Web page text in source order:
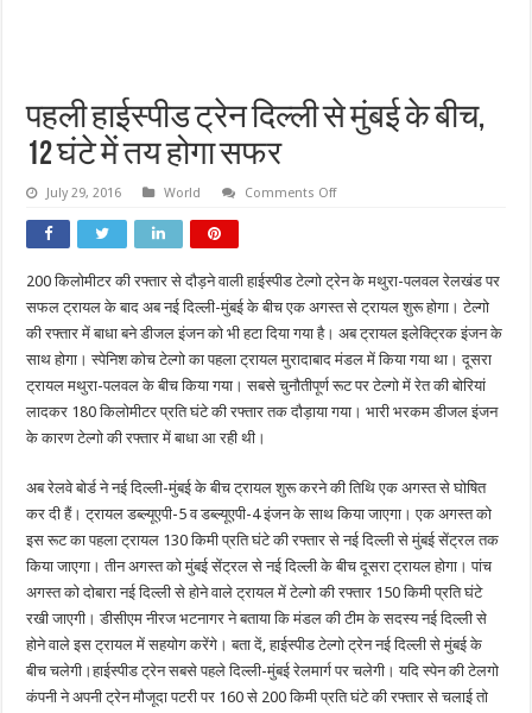
पहली हाईस्पीड ट्रेन दिल्ली से मुंबई के बीच,
12 घंटे में तय होगा सफर
July 29, 2016 World Comments Offon
से
मुंबई
के
बीच,
12
में
होगा
सफर
200 किलोमीटर की रफ्तार से दौड़ने वाली हाईस्पीड टेल्गो ट्रेन के मथुरा-पलवल रेलखंड पर
सफल ट्रायल के बाद अब नई दिल्ली-मुंबई के बीच एक अगस्त से ट्रायल शुरू होगा। टेल्गो
की रफ्तार में बाधा बने डीजल इंजन को भी हटा दिया गया है। अब ट्रायल इलेक्ट्रिक इंजन के
साथ होगा। स्पेनिश कोच टेल्गो का पहला ट्रायल मुरादाबाद मंडल में किया गया था। दूसरा
ट्रायल मथुरा-पलवल के बीच किया गया। सबसे चुनौतीपूर्ण रूट पर टेल्गो में रेत की बोरियां
लादकर 180 किलोमीटर प्रति घंटे की रफ्तार तक दौड़ाया गया। भारी भरकम डीजल इंजन
के कारण टेल्गो की रफ्तार में बाधा आ रही थी।
अब रेलवे बोर्ड ने नई दिल्ली-मुंबई के बीच ट्रायल शुरू करने की तिथि एक अगस्त से घोषित
कर दी हैं। ट्रायल डब्ल्यूएपी-5 व डब्ल्यूएपी-4 इंजन के साथ किया जाएगा। एक अगस्त को
इस रूट का पहला ट्रायल 130 किमी प्रति घंटे की रफ्तार से नई दिल्ली से मुंबई सेंट्रल तक
किया जाएगा। तीन अगस्त को मुंबई सेंट्रल से नई दिल्ली के बीच दूसरा ट्रायल होगा। पांच
अगस्त को दोबारा नई दिल्ली से होने वाले ट्रायल में टेल्गो की रफ्तार 150 किमी प्रति घंटे
रखी जाएगी। डीसीएम नीरज भटनागर ने बताया कि मंडल की टीम के सदस्य नई दिल्ली से
होने वाले इस ट्रायल में सहयोग करेंगे। बता दें, हाईस्पीड टेल्गो ट्रेन नई दिल्ली से मुंबई के
बीच चलेगी।हाईस्पीड ट्रेन सबसे पहले दिल्ली-मुंबई रेलमार्ग पर चलेगी। यदि स्पेन की टेलगो
कंपनी ने अपनी ट्रेन मौजूदा पटरी पर 160 से 200 किमी प्रति घंटे की रफ्तार से चलाई तो